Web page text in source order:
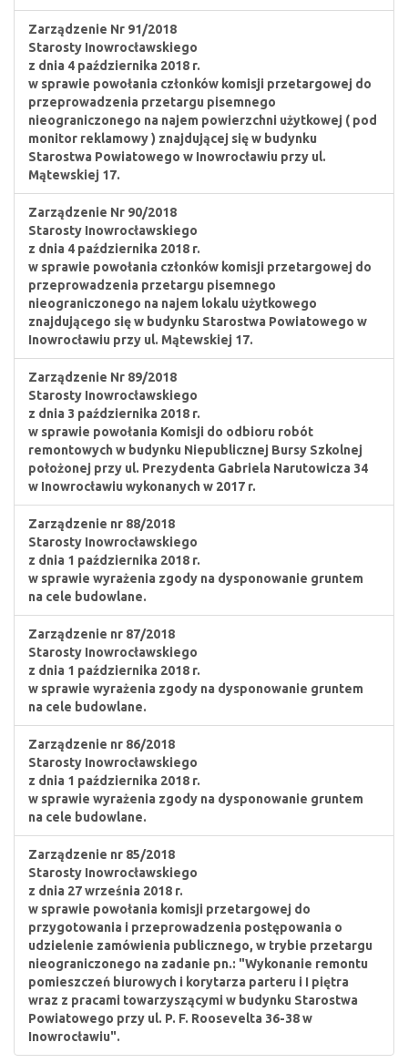
Zarządzenie Nr 91/2018
Starosty Inowrocławskiego
z dnia 4 października 2018 r.
w sprawie powołania członków komisji przetargowej do
przeprowadzenia przetargu pisemnego
nieograniczonego na najem powierzchni użytkowej ( pod
monitor reklamowy ) znajdującej się w budynku
Starostwa Powiatowego w Inowrocławiu przy ul.
Mątewskiej 17.
Zarządzenie Nr 90/2018
Starosty Inowrocławskiego
z dnia 4 października 2018 r.
w sprawie powołania członków komisji przetargowej do
przeprowadzenia przetargu pisemnego
nieograniczonego na najem lokalu użytkowego
znajdującego się w budynku Starostwa Powiatowego w
Inowrocławiu przy ul. Mątewskiej 17.
Zarządzenie Nr 89/2018
Starosty Inowrocławskiego
z dnia 3 października 2018 r.
w sprawie powołania Komisji do odbioru robót
remontowych w budynku Niepublicznej Bursy Szkolnej
położonej przy ul. Prezydenta Gabriela Narutowicza 34
w Inowrocławiu wykonanych w 2017 r.
Zarządzenie nr 88/2018
Starosty Inowrocławskiego
z dnia 1 października 2018 r.
w sprawie wyrażenia zgody na dysponowanie gruntem
na cele budowlane.
Zarządzenie nr 87/2018
Starosty Inowrocławskiego
z dnia 1 października 2018 r.
w sprawie wyrażenia zgody na dysponowanie gruntem
na cele budowlane.
Zarządzenie nr 86/2018
Starosty Inowrocławskiego
z dnia 1 października 2018 r.
w sprawie wyrażenia zgody na dysponowanie gruntem
na cele budowlane.
Zarządzenie nr 85/2018
Starosty Inowrocławskiego
z dnia 27 września 2018 r.
w sprawie powołania komisji przetargowej do
przygotowania i przeprowadzenia postępowania o
udzielenie zamówienia publicznego, w trybie przetargu
nieograniczonego na zadanie pn.: "Wykonanie remontu
pomieszczeń biurowych i korytarza parteru i I piętra
wraz z pracami towarzyszącymi w budynku Starostwa
Powiatowego przy ul. P. F. Roosevelta 36-38 w
Inowrocławiu".